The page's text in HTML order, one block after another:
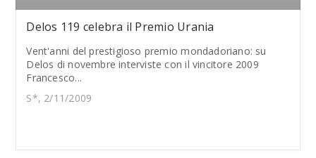
Delos 119 celebra il Premio Urania
Vent'anni del prestigioso premio mondadoriano: su
Delos di novembre interviste con il vincitore 2009
Francesco...
S*, 2/11/2009